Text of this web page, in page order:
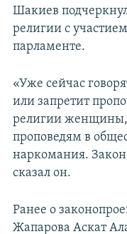
Шакиев
религии с
парламенте.
«Уже сейчас
или запретит
религии женщины,
проповедям в
наркомания.
сказал он.
Ранее о
Жапарова Аскат